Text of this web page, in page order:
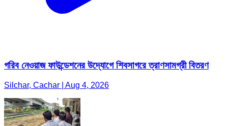
গরিব নেওয়াজ ফাউন্ডেশনের উদ্যোগে শিবসাগরে ত্রাণসামগ্রী বিতরণ